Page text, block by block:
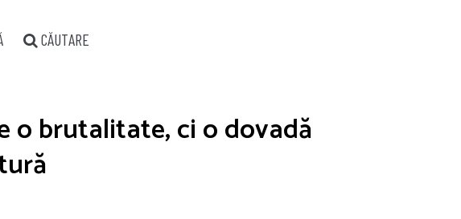
CĂUTARE
o brutalitate, ci o dovadă